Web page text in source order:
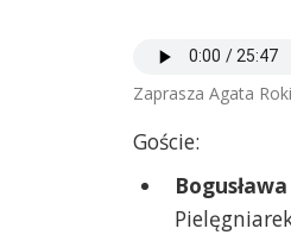
Zaprasza Agata
Goście: